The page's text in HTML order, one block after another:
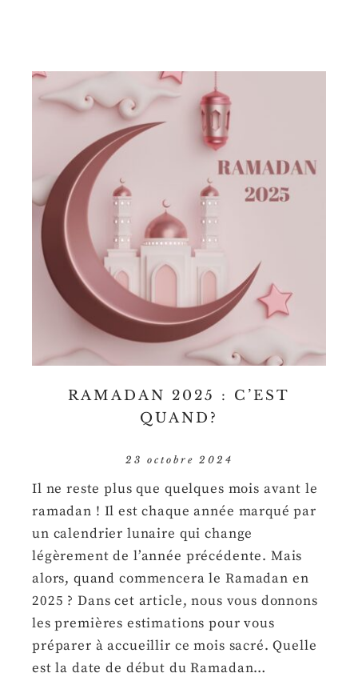
RAMADAN 2025 : C’EST
QUAND?
23 octobre 2024
Il ne reste plus que quelques mois avant le
ramadan ! Il est chaque année marqué par
un calendrier lunaire qui change
légèrement de l’année précédente. Mais
alors, quand commencera le Ramadan en
2025 ? Dans cet article, nous vous donnons
les premières estimations pour vous
préparer à accueillir ce mois sacré. Quelle
est la date de début du Ramadan…